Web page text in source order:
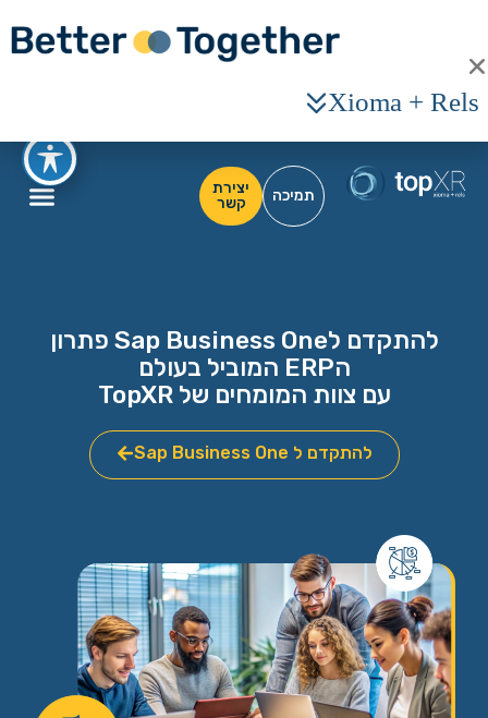
תמיכה
יצירת
קשר
להתקדם לSap Business One פתרון
הERP המוביל בעולם
עם צוות המומחים של TopXR
להתקדם ל Sap Business One
Xioma + Rels